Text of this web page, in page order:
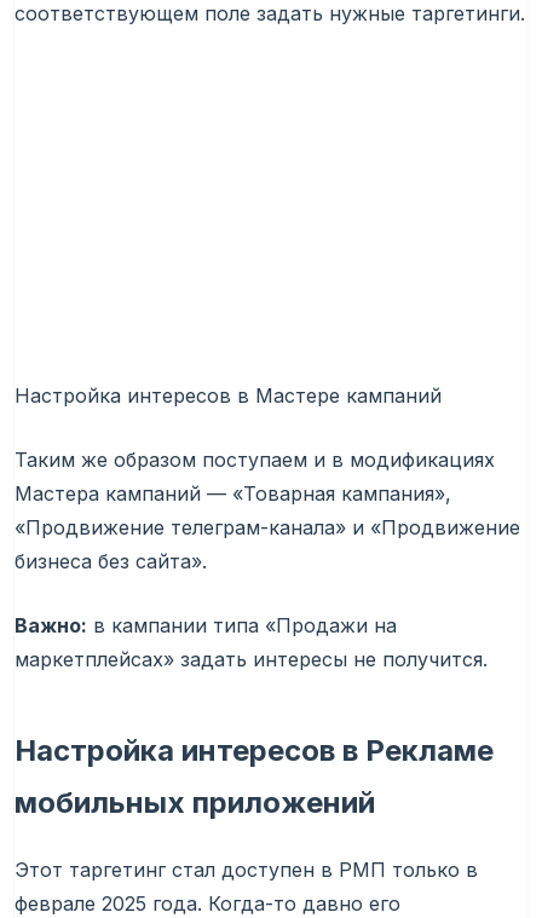
соответствующем поле задать нужные таргетинги.
Настройка интересов в Мастере кампаний
Таким же образом поступаем и в модификациях
Мастера кампаний — «Товарная кампания»,
«Продвижение телеграм-канала» и «Продвижение
бизнеса без сайта».
Важно: в кампании типа «Продажи на
маркетплейсах» задать интересы не получится.
Настройка интересов в Рекламе
мобильных приложений
Этот таргетинг стал доступен в РМП только в
феврале 2025 года. Когда-то давно его